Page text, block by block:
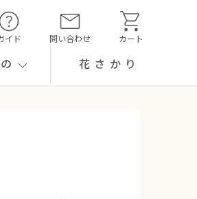
イド 問い合わせ カート
花さかり